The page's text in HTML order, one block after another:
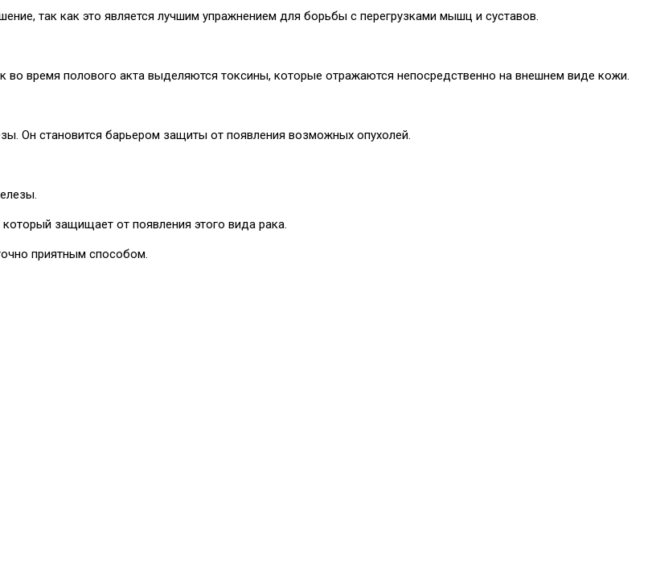
так как это является лучшим упражнением для борьбы с перегрузками мышц и суставов.
во время полового акта выделяются токсины, которые отражаются непосредственно на внешнем виде кожи.
Он становится барьером защиты от появления возможных опухолей.
защищает от появления этого вида рака.
приятным способом.